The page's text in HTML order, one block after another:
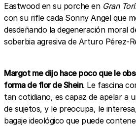
Eastwood en su porche en Gran
con su rifle cada Sonny Angel que
desdeñando la degeneración moral
soberbia agresiva de Arturo Pérez-
Margot me dijo hace poco que le
forma de flor de Shein. Le fascina
tan cotidiano, es capaz de apelar a
de sujetos, y le preocupa, le
bagaje ideológico que puede